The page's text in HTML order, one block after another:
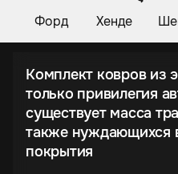
Комплект ковров из
только привилегия
существует масса
также нуждающихся
покрытия